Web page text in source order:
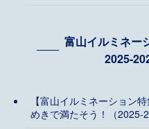
富山イルミネー
2025-
【富山イルミネーション
めきで満たそう！（2025-